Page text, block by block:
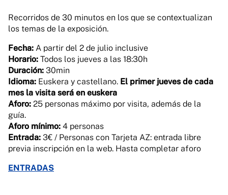
Recorridos de 30 minutos en los que se contextualizan
los temas de la exposición.
Fecha: A partir del 2 de julio inclusive
Horario: Todos los jueves a las 18:30h
Duración: 30min
Idioma: Euskera y castellano. El primer jueves de cada
mes la visita será en euskera
Aforo: 25 personas máximo por visita, además de la
guía.
Aforo mínimo: 4 personas
Entrada: 3€ / Personas con Tarjeta AZ: entrada libre
previa inscripción en la web. Hasta completar aforo
ENTRADAS